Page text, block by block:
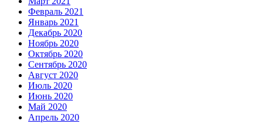
Февраль 2021
Январь 2021
Декабрь 2020
Ноябрь 2020
Октябрь 2020
Сентябрь 2020
Август 2020
Июль 2020
Июнь 2020
Май 2020
Апрель 2020